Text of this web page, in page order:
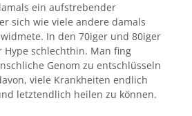
ein aufstrebender
sich wie viele andere damals
In den 70iger und 80iger
Hype schlechthin. Man fing
Genom zu entschlüsseln
viele Krankheiten endlich
letztendlich heilen zu können.